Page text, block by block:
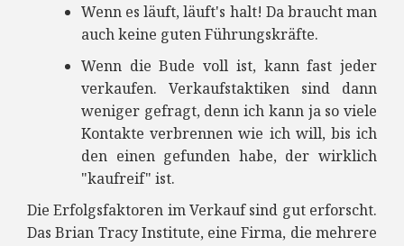
Wenn es läuft, läuft's halt! Da braucht man
auch keine guten Führungskräfte.
Wenn die Bude voll ist, kann fast jeder
verkaufen. Verkaufstaktiken sind dann
weniger gefragt, denn ich kann ja so viele
Kontakte verbrennen wie ich will, bis ich
den einen gefunden habe, der wirklich
"kaufreif" ist.
Die Erfolgsfaktoren im Verkauf sind gut erforscht.
Das Brian Tracy Institute, eine Firma, die mehrere